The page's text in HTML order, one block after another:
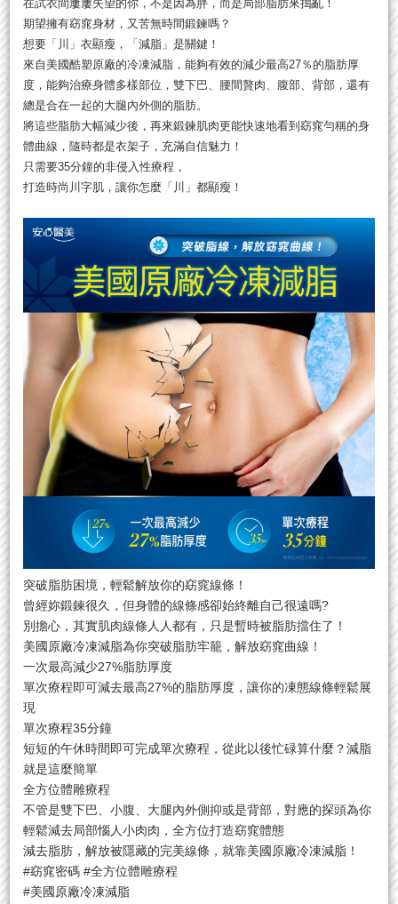
在試衣間屢屢失望的你，不是因為胖，而是局部脂肪來搗亂！
期望擁有窈窕身材，又苦無時間鍛鍊嗎？
想要「川」衣顯瘦，「減脂」是關鍵！
來自美國酷塑原廠的冷凍減脂，能夠有效的減少最高27％的脂肪厚
度，能夠治療身體多樣部位，雙下巴、腰間贅肉、腹部、背部，還有
總是合在一起的大腿內外側的脂肪。
將這些脂肪大幅減少後，再來鍛鍊肌肉更能快速地看到窈窕勻稱的身
體曲線，隨時都是衣架子，充滿自信魅力！
只需要35分鐘的非侵入性療程，
打造時尚川字肌，讓你怎麼「川」都顯瘦！
突破脂肪困境，輕鬆解放你的窈窕線條！
曾經妳鍛鍊很久，但身體的線條感卻始終離自己很遠嗎?
別擔心，其實肌肉線條人人都有，只是暫時被脂肪擋住了！
美國原廠冷凍減脂為你突破脂肪牢籠，解放窈窕曲線！
一次最高減少27%脂肪厚度
單次療程即可減去最高27%的脂肪厚度，讓你的凍態線條輕鬆展
現
單次療程35分鐘
短短的午休時間即可完成單次療程，從此以後忙碌算什麼？減脂
就是這麼簡單
全方位體雕療程
不管是雙下巴、小腹、大腿內外側抑或是背部，對應的探頭為你
輕鬆減去局部惱人小肉肉，全方位打造窈窕體態
減去脂肪，解放被隱藏的完美線條，就靠美國原廠冷凍減脂！
#窈窕密碼 #全方位體雕療程
#美國原廠冷凍減脂